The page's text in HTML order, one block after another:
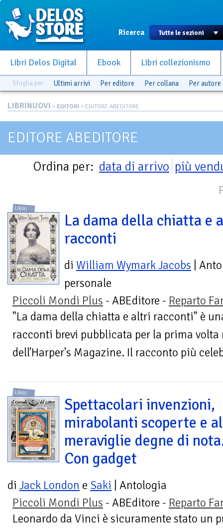
Ricerca
Libri Delos Digital Ebook Libri collezionismo
Sfoglia per Ultimi arrivi Per editore Per collana Per autore
LIBRINUOVI > EDITORI > EDITORE ABEDITORE
EDITORE ABEDITORE
Ordina per: data di arrivo più
LIBRI
La dama della chiatta e
racconti
di William Wymark Jacobs |
personale
Piccoli Mondi Plus - ABEditore - Reparto
"La dama della chiatta e altri racconti" è
racconti brevi pubblicata per la prima
dell'Harper's Magazine. Il racconto più
LIBRI
Spettacolari invenzioni,
mirabolanti scoperte e
meraviglie degne di
Con gadget
di Jack London e Saki | Antologia
Piccoli Mondi Plus - ABEditore - Reparto
Leonardo da Vinci è sicuramente stato un